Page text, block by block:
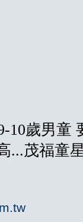
10歲男童
...茂福童